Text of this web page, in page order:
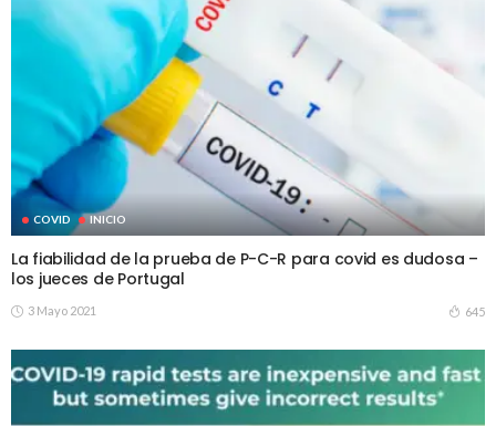
COVID INICIO
La fiabilidad de la prueba de P-C-R para covid es dudosa –
los jueces de Portugal
3 Mayo 2021 645